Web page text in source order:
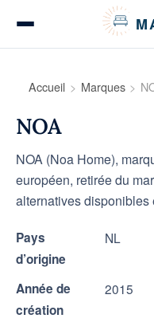
Tests & Avis Matelas
Tests Literie
Conseils
Accueil Marques
NOA
NOA (Noa Home),
européen, retirée du
alternatives disponibles
Pays
d’origine
NL
Année de
création
2015
Panneau de gestion des